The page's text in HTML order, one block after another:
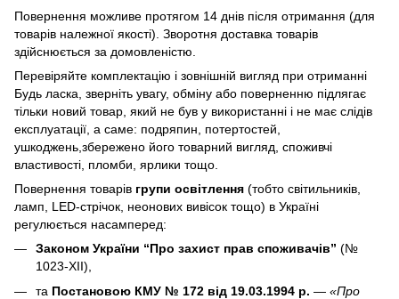
Повернення можливе протягом 14 днів після отримання (для
товарів належної якості). Зворотня доставка товарів
здійснюється за домовленістю.
Перевіряйте комплектацію і зовнішній вигляд при отриманні
Будь ласка, зверніть увагу, обміну або поверненню підлягає
тільки новий товар, який не був у використанні і не має слідів
експлуатації, а саме: подряпин, потертостей,
ушкоджень,збережено його товарний вигляд, споживчі
властивості, пломби, ярлики тощо.
Повернення товарів групи освітлення (тобто світильників,
ламп, LED-стрічок, неонових вивісок тощо) в Україні
регулюється насамперед:
Законом України “Про захист прав споживачів” (№
1023-XII),
та Постановою КМУ № 172 від 19.03.1994 р. — «Про